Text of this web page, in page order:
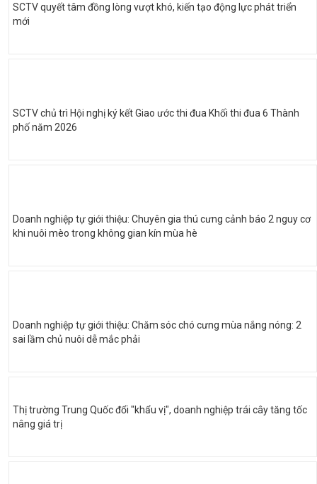
SCTV quyết tâm đồng lòng vượt khó, kiến tạo động lực phát triển
mới
SCTV chủ trì Hội nghị ký kết Giao ước thi đua Khối thi đua 6 Thành
phố năm 2026
Doanh nghiệp tự giới thiệu: Chuyên gia thú cưng cảnh báo 2 nguy cơ
khi nuôi mèo trong không gian kín mùa hè
Doanh nghiệp tự giới thiệu: Chăm sóc chó cưng mùa nắng nóng: 2
sai lầm chủ nuôi dễ mắc phải
Thị trường Trung Quốc đổi "khẩu vị", doanh nghiệp trái cây tăng tốc
nâng giá trị